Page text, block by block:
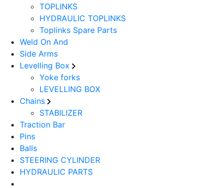
TOPLINKS
HYDRAULIC TOPLINKS
Toplinks Spare Parts
Weld On And
Side Arms
Levelling Box
Yoke forks
LEVELLING BOX
Chains
STABILIZER
Traction Bar
Pins
Balls
STEERING CYLINDER
HYDRAULIC PARTS